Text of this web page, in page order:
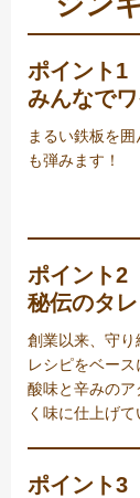
ポイント1
みんなで
まるい鉄板を
も弾みます！
ポイント2
秘伝のタレ
創業以来、守
レシピをベー
酸味と辛みのア
く味に仕上げて
ポイント3